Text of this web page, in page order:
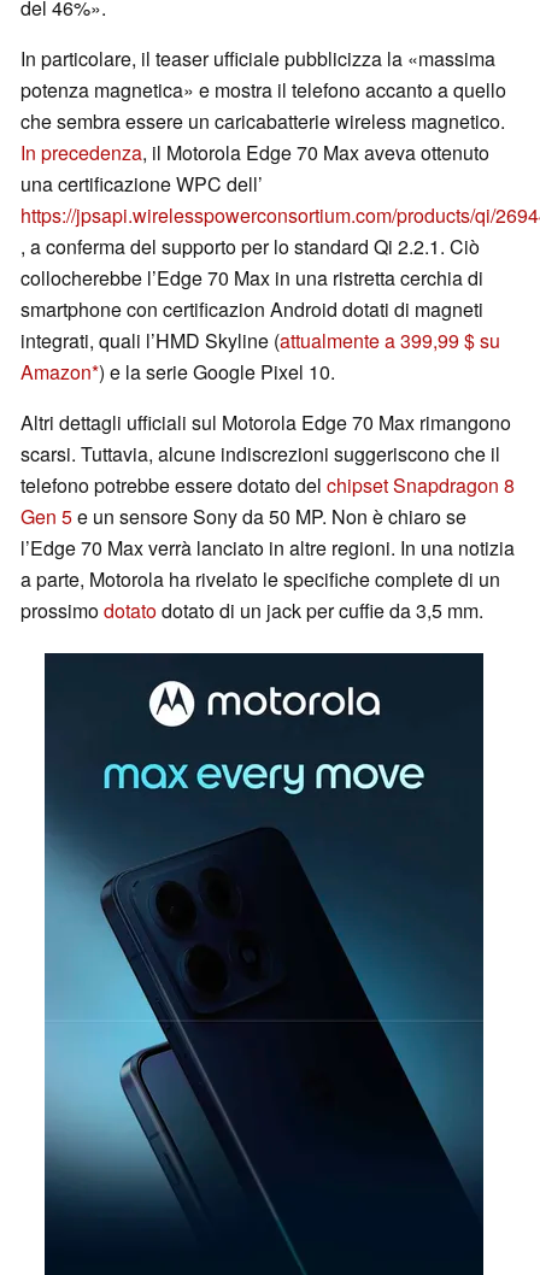
del 46%».
In particolare, il teaser ufficiale pubblicizza la «massima
potenza magnetica» e mostra il telefono accanto a quello
che sembra essere un caricabatterie wireless magnetico.
In precedenza, il Motorola Edge 70 Max aveva ottenuto
una certificazione WPC dell’
https://jpsapi.wirelesspowerconsortium.com/products/qi/
, a conferma del supporto per lo standard Qi 2.2.1. Ciò
collocherebbe l’Edge 70 Max in una ristretta cerchia di
smartphone con certificazion Android dotati di magneti
integrati, quali l’HMD Skyline (attualmente a 399,99 $ su
Amazon ) e la serie Google Pixel 10.
Altri dettagli ufficiali sul Motorola Edge 70 Max rimangono
scarsi. Tuttavia, alcune indiscrezioni suggeriscono che il
telefono potrebbe essere dotato del chipset Snapdragon 8
Gen 5e un sensore Sony da 50 MP. Non è chiaro se
l’Edge 70 Max verrà lanciato in altre regioni. In una notizia
a parte, Motorola ha rivelato le specifiche complete di un
prossimodotatodotato di un jack per cuffie da 3,5 mm.